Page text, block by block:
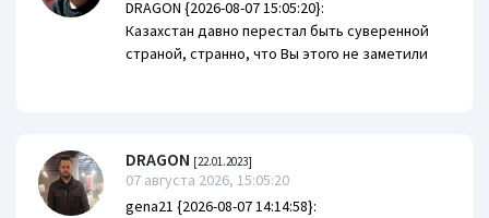
DRAGON {2026-08-07 15:05:20}:
Казахстан давно перестал быть суверенной
страной, странно, что Вы этого не заметили
DRAGON [22.01.2023]
07 августа 2026, 15:05:20
gena21 {2026-08-07 14:14:58}: